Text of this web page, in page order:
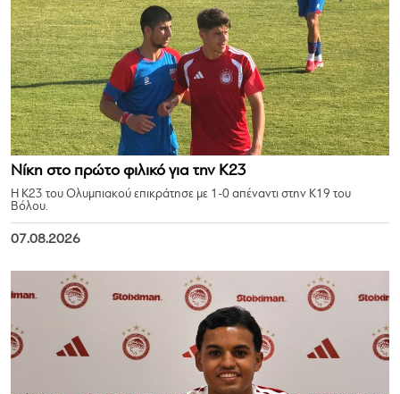
Νίκη στο πρώτο φιλικό για την Κ23
Η Κ23 του Ολυμπιακού επικράτησε με 1-0 απέναντι στην Κ19 του
Βόλου.
07.08.2026